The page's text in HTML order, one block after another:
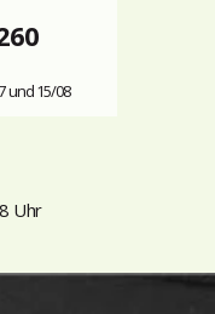
und 15/08
Uhr